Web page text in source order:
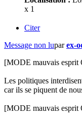
x 1
Citer
Message non luparex-
[MODE mauvais esprit
Les politiques
car ils se piquent de
[MODE mauvais esprit